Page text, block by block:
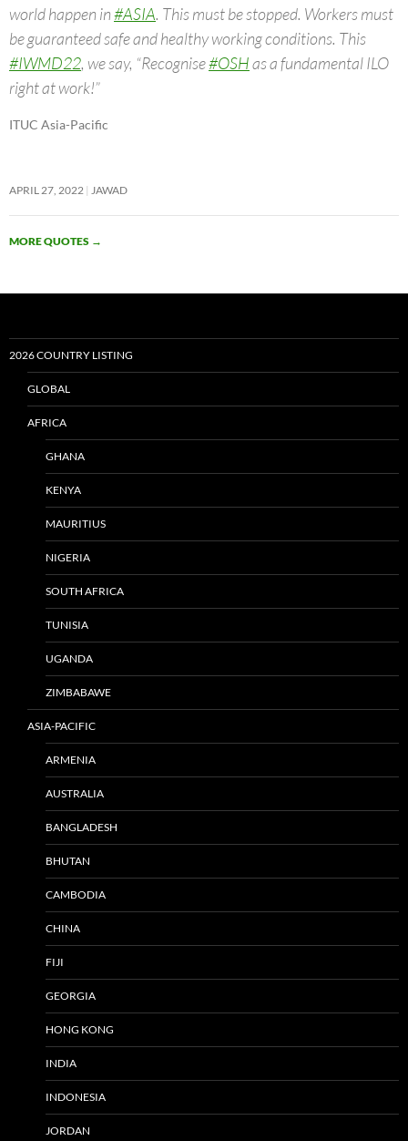
world happen in#ASIA. This must be stopped. Workers must
be guaranteed safe and healthy working conditions. This
#IWMD22, we say, “Recognise#OSHas a fundamental ILO
right at work!”
ITUC Asia-Pacific
APRIL 27, 2022 JAWAD
MORE QUOTES →
2026 COUNTRY LISTING
GLOBAL
AFRICA
GHANA
KENYA
MAURITIUS
NIGERIA
SOUTH AFRICA
TUNISIA
UGANDA
ZIMBABAWE
ASIA-PACIFIC
ARMENIA
AUSTRALIA
BANGLADESH
BHUTAN
CAMBODIA
CHINA
FIJI
GEORGIA
HONG KONG
INDIA
INDONESIA
JORDAN